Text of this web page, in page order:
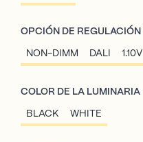
OPCIÓN DE REGULACIÓN
NON-DIMM DALI 1.10V
COLOR DE LA LUMINARIA
BLACK WHITE